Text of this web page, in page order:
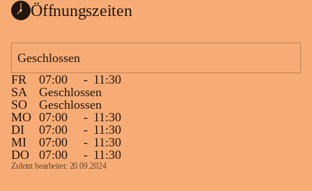
Öffnungszeiten
Geschlossen
FR
07:00 - 11:30
SA
Geschlossen
SO
Geschlossen
MO 07:00 - 11:30
DI
07:00 - 11:30
MI
07:00 - 11:30
DO
07:00 - 11:30
Zuletzt bearbeitet: 20.09.2024